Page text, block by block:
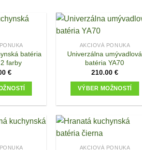
page
be
variants.
options
may
be
on
page
batéria
farby
€
variants.
AKCIOVÁ PONUKA
Univerzálna umývadlová
batéria YA70
210.00 €
VÝBER MOŽNOSTÍ
has
variants.
AKCIOVÁ PONUKA